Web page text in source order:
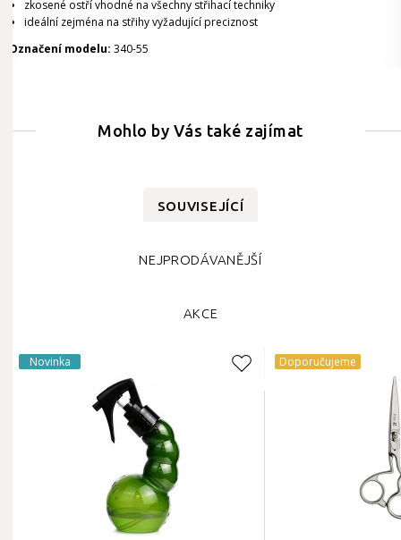
zkosené ostří vhodné na všechny střihací techniky
ideální zejména na střihy vyžadující preciznost
Označení modelu: 340-55
Mohlo by Vás také zajímat
SOUVISEJÍCÍ
NEJPRODÁVANĚJŠÍ
AKCE
Novinka Doporučujeme